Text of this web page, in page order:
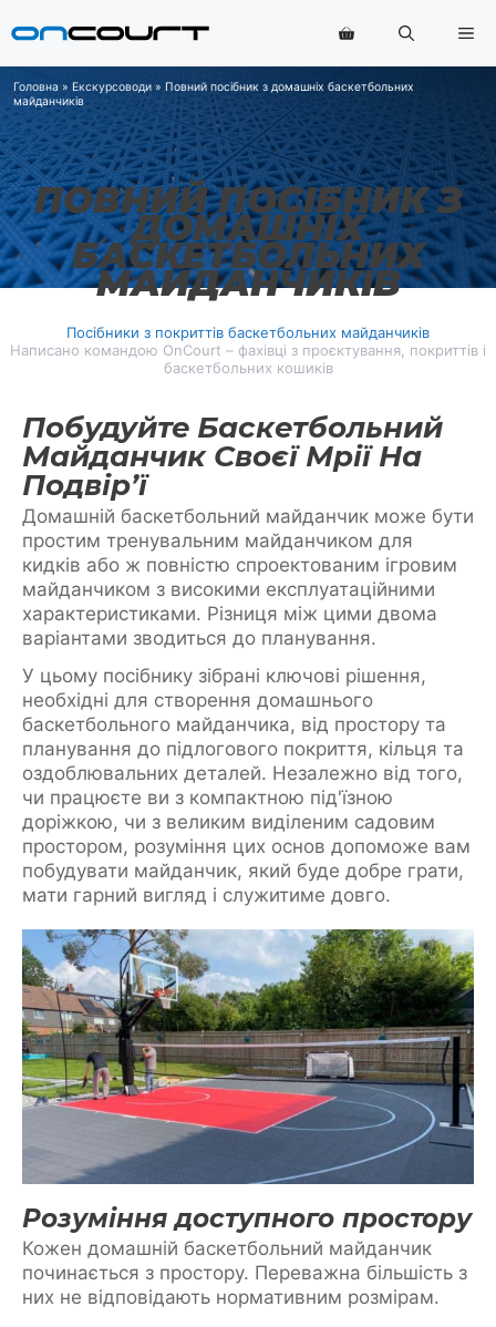
до
Головна » Екскурсоводи » Повний посібник з домашніх баскетбольних
майданчиків
ПОВНИЙ ПОСІБНИК З
ДОМАШНІХ
БАСКЕТБОЛЬНИХ
МАЙДАНЧИКІВ
Посібники з покриттів баскетбольних майданчиків
Написано командою OnCourt – фахівці з проєктування, покриттів і
баскетбольних кошиків
Побудуйте Баскетбольний
Майданчик Своєї Мрії На
Подвір’ї
Домашній баскетбольний майданчик може бути
простим тренувальним майданчиком для
кидків або ж повністю спроектованим ігровим
майданчиком з високими експлуатаційними
характеристиками. Різниця між цими двома
варіантами зводиться до планування.
У цьому посібнику зібрані ключові рішення,
необхідні для створення домашнього
баскетбольного майданчика, від простору та
планування до підлогового покриття, кільця та
оздоблювальних деталей. Незалежно від того,
чи працюєте ви з компактною під'їзною
доріжкою, чи з великим виділеним садовим
простором, розуміння цих основ допоможе вам
побудувати майданчик, який буде добре грати,
мати гарний вигляд і служитиме довго.
Розуміння доступного простору
Кожен домашній баскетбольний майданчик
починається з простору. Переважна більшість з
них не відповідають нормативним розмірам.